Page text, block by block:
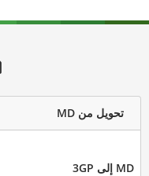
تحويل من MD
MD إلى 3GP